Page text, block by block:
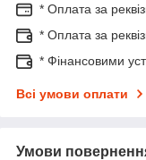
* Оплата за
* Оплата за
* Фінансовими
Всі умови оплати
Умови